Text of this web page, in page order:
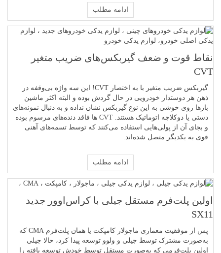
ادامه مطلب
نقاط قوت و ضعف گیربکس‌های ضریب متغیر
CVT
گیربکس ضریب متغیر با به اختصار CVT! این سه واژه بی‌وقفه در
ذهن هر دوستدار خودرویی در حال گردش بوده و البته اکثر ماشین
بازها روی خوشی به این نوع گیربکس نشان نداده و به دنبال نمونه‌های
دستی یا دوکلاچه اتوماتیک هستند. CVT ها فاقد دنده‌های مرسوم بوده
و بجای آن از پولی‌هایی استفاده می‌کنند که توسط تسمه‌های آهنی
قوی به یکدیگر متصل شده‌اند.
ادامه مطلب
اولین پلت‌فرم مستقل جیلی با کراس‌اوور جدید
SX11
پس از موفقیت معماری ماجولار کامپکت یا همان پلت‌فرم CMA که
به‌صورت مشترک توسط جیلی و ولوو توسعه پیدا کرد، حالا جیلی
اولین پلت‌فرمی که به‌صورت مستقل توسط خودش توسعه یافته را